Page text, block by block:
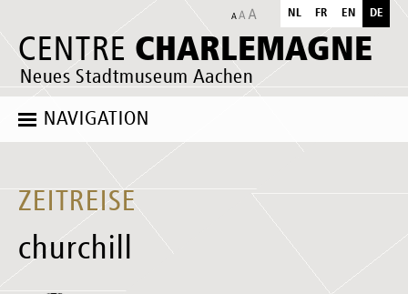
CENTRE CHARLEMAGNE
Neues Stadtmuseum Aachen
NL FR EN DE
NAVIGATION
ZEITREISE
churchill